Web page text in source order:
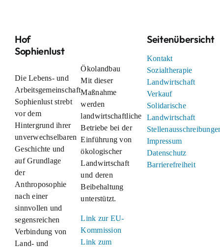
Hof
Sophienlust
Die Lebens- und
Arbeitsgemeinschaft
Sophienlust strebt
vor dem
Hintergrund ihrer
unverwechselbaren
Geschichte und
auf Grundlage
der
Anthroposophie
nach einer
sinnvollen und
segensreichen
Verbindung von
Land- und
Ökolandbau
Mit dieser
Maßnahme
werden
landwirtschaftliche
Betriebe bei der
Einführung von
ökologischer
Landwirtschaft
und deren
Beibehaltung
unterstützt.
Link zur EU-
Kommission
Link zum
Seitenübersicht
Kontakt
Sozialtherapie
Landwirtschaft
Verkauf
Solidarische
Landwirtschaft
Impressum
Datenschutz
Barrierefreiheit